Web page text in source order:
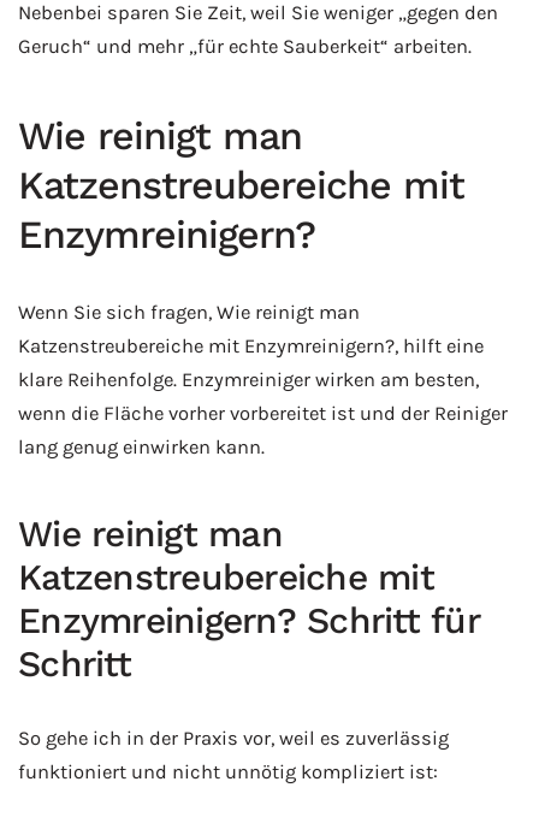
Nebenbei sparen Sie Zeit, weil Sie weniger „gegen den
Geruch“ und mehr „für echte Sauberkeit“ arbeiten.
Wie reinigt man
Katzenstreubereiche mit
Enzymreinigern?
Wenn Sie sich fragen, Wie reinigt man
Katzenstreubereiche mit Enzymreinigern?, hilft eine
klare Reihenfolge. Enzymreiniger wirken am besten,
wenn die Fläche vorher vorbereitet ist und der Reiniger
lang genug einwirken kann.
Wie reinigt man
Katzenstreubereiche mit
Enzymreinigern? Schritt für
Schritt
So gehe ich in der Praxis vor, weil es zuverlässig
funktioniert und nicht unnötig kompliziert ist: